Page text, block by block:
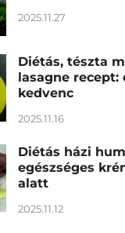
2025.11.27
Diétás, tészta
lasagne recept:
kedvenc
2025.11.16
Diétás házi
egészséges
alatt
2025.11.12